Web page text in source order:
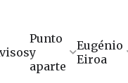
Punto
y
aparte
Eugénio
Eiroa